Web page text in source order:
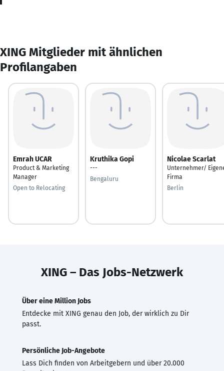
XING Mitglieder mit ähnlichen
Profilangaben
Emrah UCAR
Product & Marketing
Manager
Open to Relocating
Kruthika Gopi
---
Bengaluru
Nicolae Scarlat
Unternehmer/
Firma
Berlin
XING – Das Jobs-Netzwerk
Über eine Million Jobs
Entdecke mit XING genau den Job, der wirklich zu Dir
passt.
Persönliche Job-Angebote
Lass Dich finden von Arbeitgebern und über 20.000